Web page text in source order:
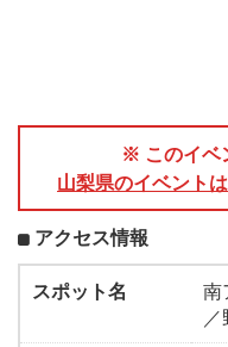
※ このイベ
山梨県のイベント
アクセス情報
スポット名
南
／